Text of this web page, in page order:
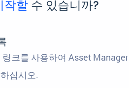
작할 수 있습니까?
링크를 사용하여 Asset Manager
십시오.